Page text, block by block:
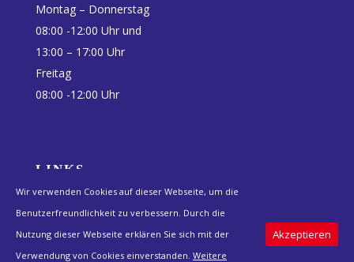
Montag – Donnerstag
08:00 -12:00 Uhr und
13:00 – 17:00 Uhr
Freitag
08:00 -12:00 Uhr
LINKS
Anfahrt
Impressum
Datenschutz
Wir verwenden Cookies auf dieser Webseite, um die
Benutzerfreundlichkeit zu verbessern. Durch die
Nutzung dieser Webseite erklären Sie sich mit der
Verwendung von Cookies einverstanden. Weitere
Akzeptieren